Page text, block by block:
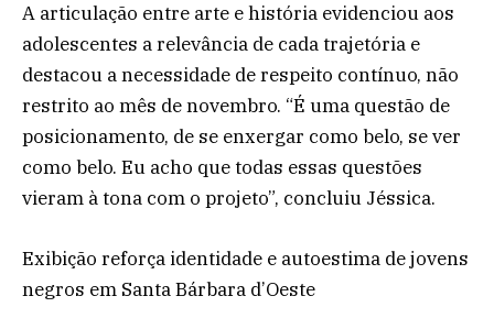
A articulação entre arte e história evidenciou aos
adolescentes a relevância de cada trajetória e
destacou a necessidade de respeito contínuo, não
restrito ao mês de novembro. “É uma questão de
posicionamento, de se enxergar como belo, se ver
como belo. Eu acho que todas essas questões
vieram à tona com o projeto”, concluiu Jéssica.
Exibição reforça identidade e autoestima de jovens
negros em Santa Bárbara d’Oeste